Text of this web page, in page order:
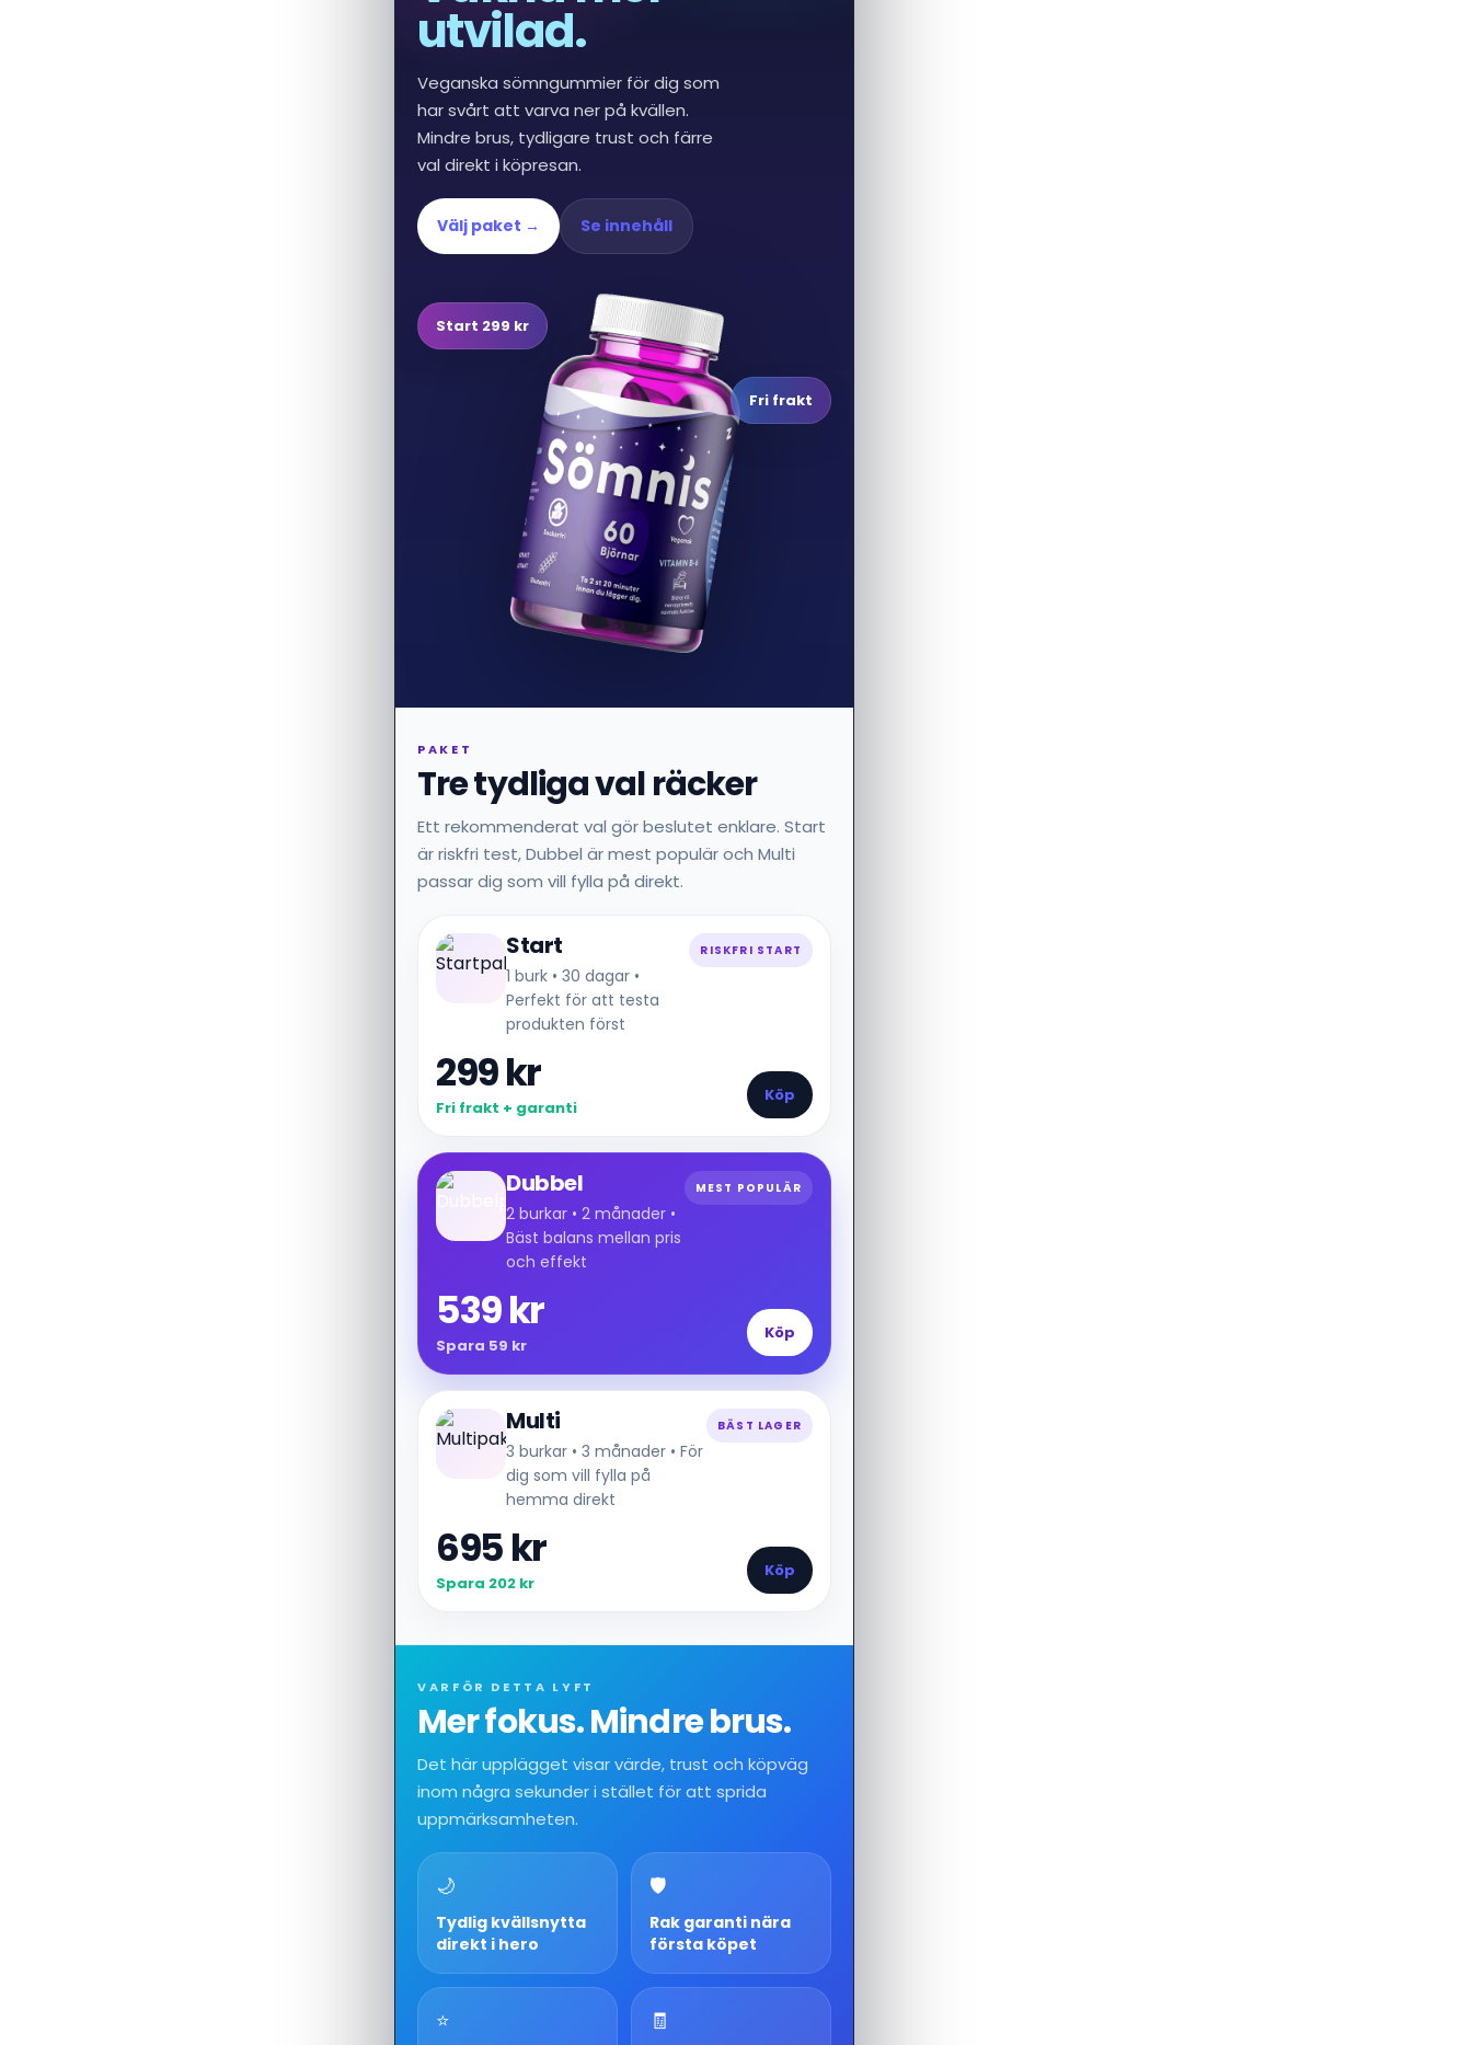
utvilad.
Veganska sömngummier för dig som
har svårt att varva ner på kvällen.
Mindre brus, tydligare trust och färre
val direkt i köpresan.
Välj paket → Se innehåll
Start 299 kr
Fri frakt
PAKET
Tre tydliga val räcker
Ett rekommenderat val gör beslutet enklare. Start
är riskfri test, Dubbel är mest populär och Multi
passar dig som vill fylla på direkt.
Start
1 burk • 30 dagar •
Perfekt för att testa
produkten först
RISKFRI START
299 kr
Fri frakt + garanti
Köp
Dubbel
2 burkar • 2 månader •
Bäst balans mellan pris
och effekt
MEST POPULÄR
539 kr
Spara 59 kr
Köp
Multi
3 burkar • 3 månader • För
dig som vill fylla på
hemma direkt
BÄST LAGER
695 kr
Spara 202 kr
Köp
VARFÖR DETTA LYFT
Mer fokus. Mindre brus.
Det här upplägget visar värde, trust och köpväg
inom några sekunder i stället för att sprida
uppmärksamheten.
🌙
Tydlig kvällsnytta
direkt i hero
🛡️
Rak garanti nära
första köpet
⭐ 🧾